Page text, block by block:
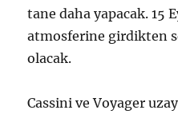
tane daha yapacak. 15
atmosferine girdikten
olacak.
Cassini ve Voyager